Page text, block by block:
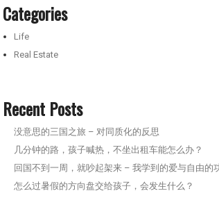
Categories
Life
Real Estate
Recent Posts
没意思的三国之旅 – 对同质化的反思
几分钟的路，孩子喊热，不坐出租车能怎么办？
回国不到一周，就吵起架来 – 我学到的爱与自由的
怎么过暑假的方向盘交给孩子，会发生什么？